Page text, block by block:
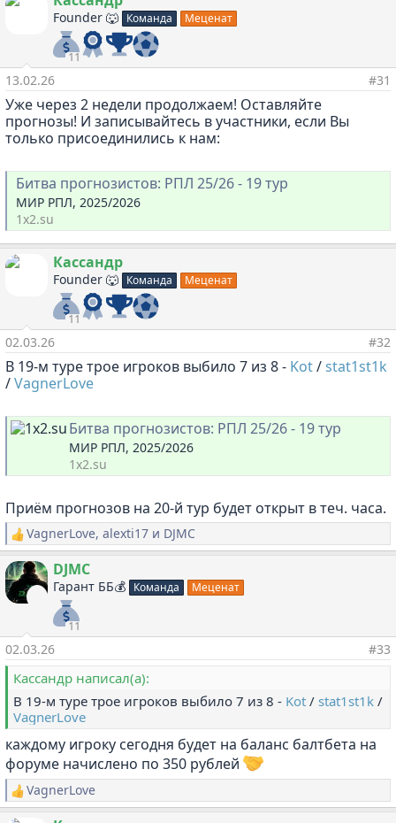
:
Founder 🐺 Команда Меценат
11
13.02.26 #31
Уже через 2 недели продолжаем! Оставляйте
прогнозы! И записывайтесь в участники, если Вы
только присоединились к нам:
Битва прогнозистов: РПЛ 25/26 - 19 тур
МИР РПЛ, 2025/2026
1x2.su
Кассандр
Founder 🐺 Команда Меценат
11
02.03.26 #32
В 19-м туре трое игроков выбило 7 из 8 - Kot/stat1st1k
/VagnerLove
Битва прогнозистов: РПЛ 25/26 - 19 тур
МИР РПЛ, 2025/2026
1x2.su
Приём прогнозов на 20-й тур будет открыт в теч. часа.
Р
е
а
к
ц
:
VagnerLove, alexti17 и DJMC
DJMC
Гарант ББ💰 Команда Меценат
11
02.03.26 #33
Кассандр написал(а):
В 19-м туре трое игроков выбило 7 из 8 - Kot / stat1st1k /
VagnerLove
каждому игроку сегодня будет на баланс балтбета на
форуме начислено по 350 рублей
Р
е
VagnerLove